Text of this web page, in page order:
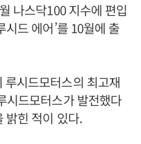
나스닥100 지수에 편입
시드 에어’를 10월에 출
시드모터스의 최고재
시드모터스가 발전했다
밝힌 적이 있다.